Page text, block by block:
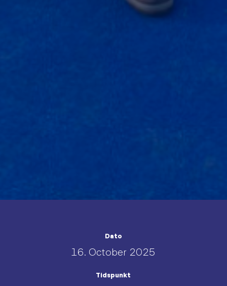
Dato
16. October 2025
Tidspunkt